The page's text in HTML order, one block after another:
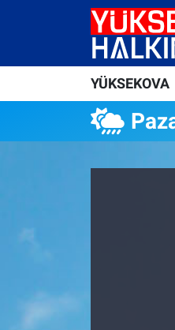
YÜKSEKOVA
Yüksekova Nöbetçi
Yüksekova Hava
Yüksekova Trafik
Haber Arşivi